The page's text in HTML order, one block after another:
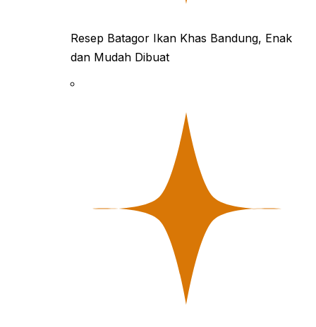
Resep Batagor Ikan Khas Bandung, Enak
dan Mudah Dibuat